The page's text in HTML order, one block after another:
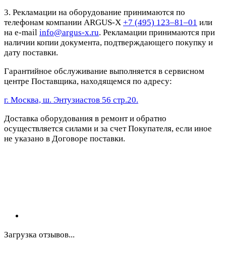
3. Рекламации на оборудование принимаются по
телефонам компании ARGUS-X +7 (495) 123–81–01 или
на e-mail info@argus-x.ru. Рекламации принимаются при
наличии копии документа, подтверждающего покупку и
дату поставки.
Гарантийное обслуживание выполняется в сервисном
центре Поставщика, находящемся по адресу:
г. Москва, ш. Энтузиастов 56 стр.20.
Доставка оборудования в ремонт и обратно
осуществляется силами и за счет Покупателя, если иное
не указано в Договоре поставки.
Загрузка отзывов...